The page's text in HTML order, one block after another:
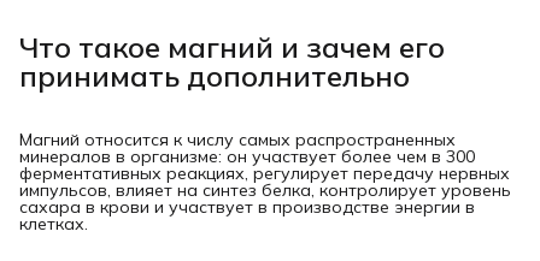
Что такое магний и зачем его
принимать дополнительно
Магний относится к числу самых распространенных
минералов в организме: он участвует более чем в 300
ферментативных реакциях, регулирует передачу нервных
импульсов, влияет на синтез белка, контролирует уровень
сахара в крови и участвует в производстве энергии в
клетках.